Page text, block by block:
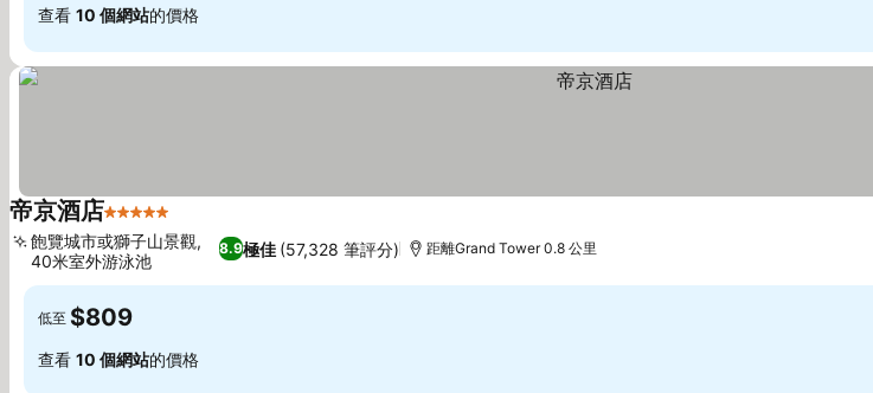
查看 10 個網站的價格
帝京酒店5 星級
8.9極佳 (57,328 筆評分)
飽覽城市或獅子山景觀,
40米室外游泳池
距離Grand Tower 0.8 公里
低至 $809
查看 10 個網站的價格